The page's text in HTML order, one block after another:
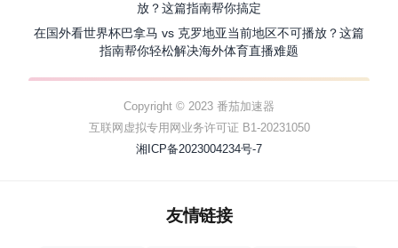
放？这篇指南帮你搞定
在国外看世界杯巴拿马 vs 克罗地亚当前地区不可播放？这篇
指南帮你轻松解决海外体育直播难题
Copyright © 2023 番茄加速器
互联网虚拟专用网业务许可证 B1-20231050
湘ICP备2023004234号-7
友情链接